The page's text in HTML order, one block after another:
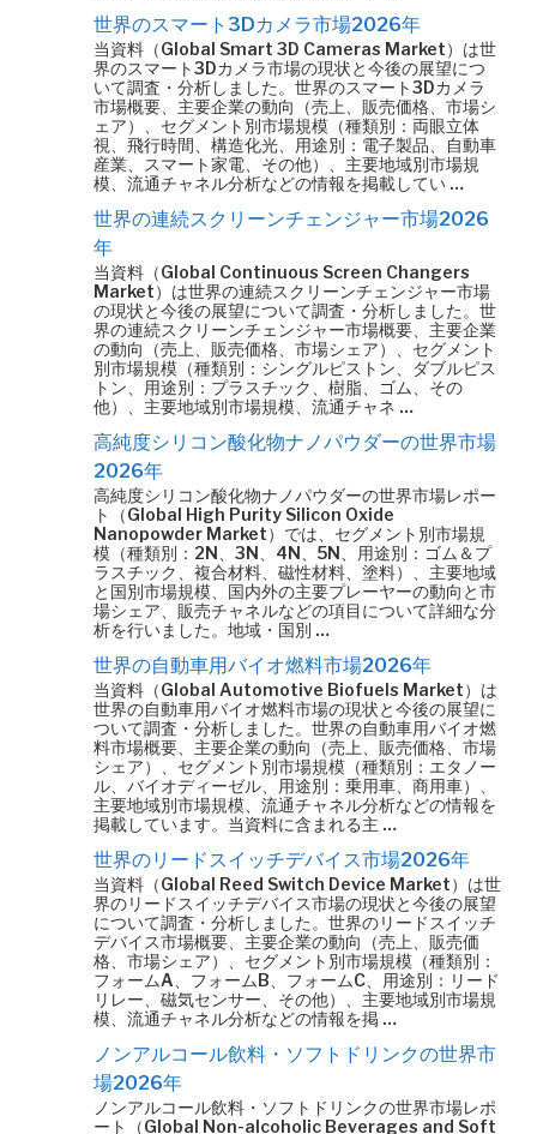
世界のスマート3Dカメラ市場2026年
当資料（Global Smart 3D Cameras Market）は世
界のスマート3Dカメラ市場の現状と今後の展望につ
いて調査・分析しました。世界のスマート3Dカメラ
市場概要、主要企業の動向（売上、販売価格、市場シ
ェア）、セグメント別市場規模（種類別：両眼立体
視、飛行時間、構造化光、用途別：電子製品、自動車
産業、スマート家電、その他）、主要地域別市場規
模、流通チャネル分析などの情報を掲載してい …
世界の連続スクリーンチェンジャー市場2026
年
当資料（Global Continuous Screen Changers
Market）は世界の連続スクリーンチェンジャー市場
の現状と今後の展望について調査・分析しました。世
界の連続スクリーンチェンジャー市場概要、主要企業
の動向（売上、販売価格、市場シェア）、セグメント
別市場規模（種類別：シングルピストン、ダブルピス
トン、用途別：プラスチック、樹脂、ゴム、その
他）、主要地域別市場規模、流通チャネ …
高純度シリコン酸化物ナノパウダーの世界市場
2026年
高純度シリコン酸化物ナノパウダーの世界市場レポー
ト（Global High Purity Silicon Oxide
Nanopowder Market）では、セグメント別市場規
模（種類別：2N、3N、4N、5N、用途別：ゴム＆プ
ラスチック、複合材料、磁性材料、塗料）、主要地域
と国別市場規模、国内外の主要プレーヤーの動向と市
場シェア、販売チャネルなどの項目について詳細な分
析を行いました。地域・国別 …
世界の自動車用バイオ燃料市場2026年
当資料（Global Automotive Biofuels Market）は
世界の自動車用バイオ燃料市場の現状と今後の展望に
ついて調査・分析しました。世界の自動車用バイオ燃
料市場概要、主要企業の動向（売上、販売価格、市場
シェア）、セグメント別市場規模（種類別：エタノー
ル、バイオディーゼル、用途別：乗用車、商用車）、
主要地域別市場規模、流通チャネル分析などの情報を
掲載しています。当資料に含まれる主 …
世界のリードスイッチデバイス市場2026年
当資料（Global Reed Switch Device Market）は世
界のリードスイッチデバイス市場の現状と今後の展望
について調査・分析しました。世界のリードスイッチ
デバイス市場概要、主要企業の動向（売上、販売価
格、市場シェア）、セグメント別市場規模（種類別：
フォームA、フォームB、フォームC、用途別：リード
リレー、磁気センサー、その他）、主要地域別市場規
模、流通チャネル分析などの情報を掲 …
ノンアルコール飲料・ソフトドリンクの世界市
場2026年
ノンアルコール飲料・ソフトドリンクの世界市場レポ
ート（Global Non-alcoholic Beverages and Soft